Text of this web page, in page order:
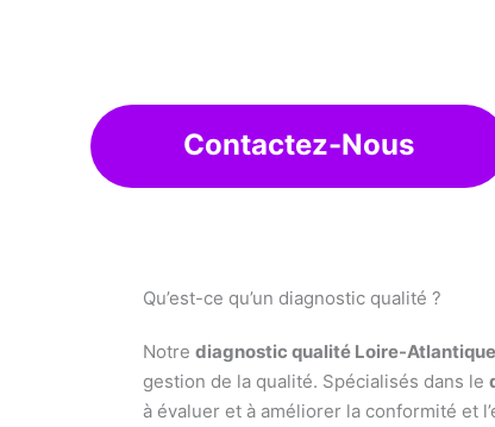
Contactez-Nous
Qu’est-ce qu’un diagnostic qualité ?
Notrediagnostic qualité Loire-Atlantique
gestion de la qualité. Spécialisés dans le
à évaluer et à améliorer la conformité et